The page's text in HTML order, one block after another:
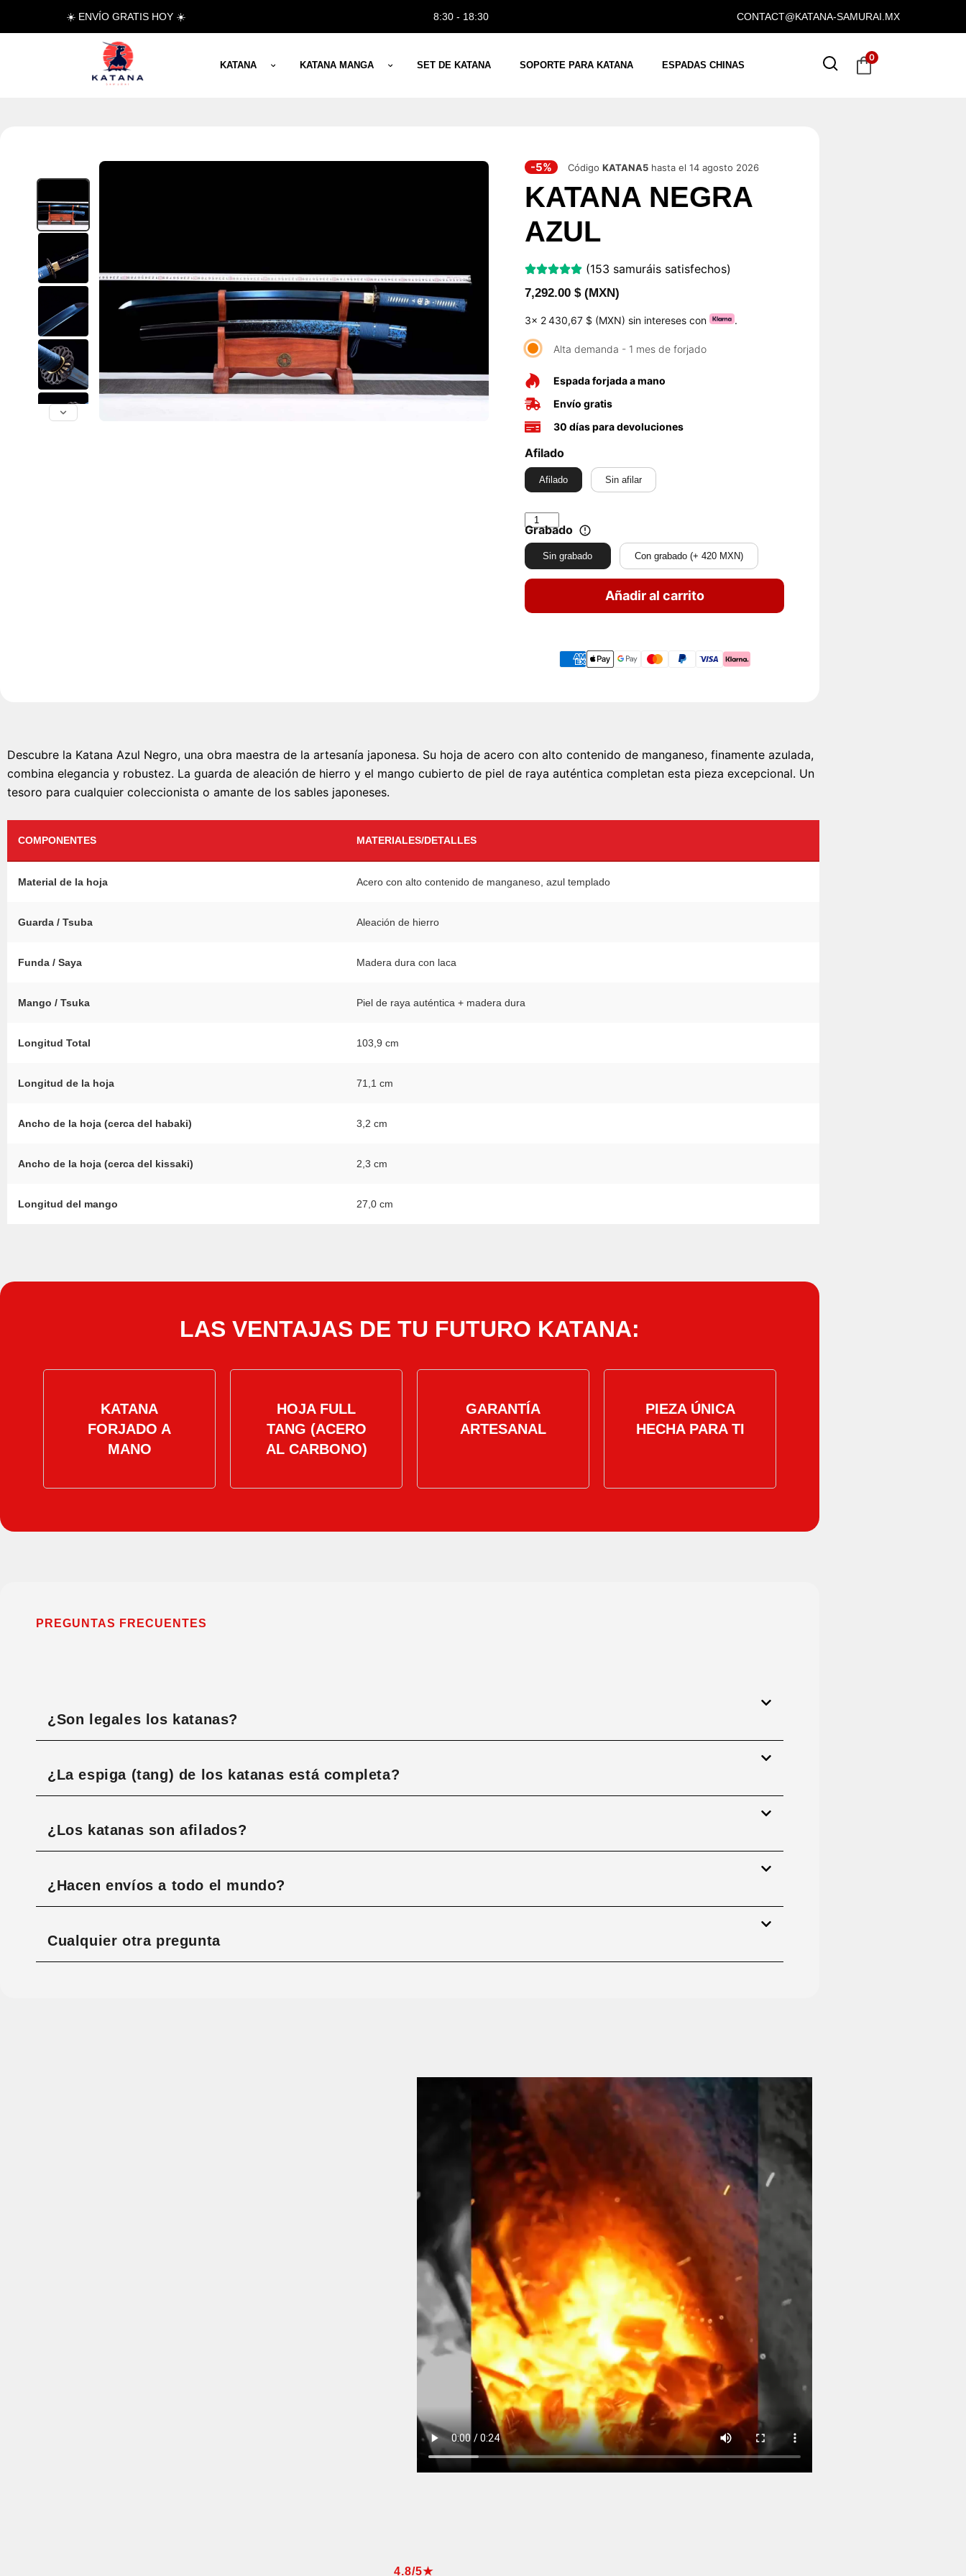
☀️ ENVÍO GRATIS HOY ☀️ 8:30 - 18:30 CONTACT@KATANA-SAMURAI.MX
KATANA KATANA MANGA SET DE KATANA SOPORTE PARA KATANA ESPADAS CHINAS
0
-5% Código KATANA5hasta el 14 agosto 2026
KATANA NEGRA
AZUL
(153 samuráis satisfechos)
7,292.00 $ (MXN)
3x 2 430,67 $ (MXN) sin intereses con .
Alta demanda - 1 mes de forjado
Espada forjada a mano
Envío gratis
30 días para devoluciones
Afilado
Afilado Sin afilar
Grabado
Sin grabado Con grabado (+ 420 MXN)
Añadir al carrito
Descubre la Katana Azul Negro, una obra maestra de la artesanía japonesa. Su hoja de acero con alto contenido de manganeso, finamente azulada,
combina elegancia y robustez. La guarda de aleación de hierro y el mango cubierto de piel de raya auténtica completan esta pieza excepcional. Un
tesoro para cualquier coleccionista o amante de los sables japoneses.
COMPONENTES MATERIALES/DETALLES
Material de la hoja Acero con alto contenido de manganeso, azul templado
Guarda / Tsuba Aleación de hierro
Funda / Saya Madera dura con laca
Mango / Tsuka Piel de raya auténtica + madera dura
Longitud Total 103,9 cm
Longitud de la hoja 71,1 cm
Ancho de la hoja (cerca del habaki) 3,2 cm
Ancho de la hoja (cerca del kissaki) 2,3 cm
Longitud del mango 27,0 cm
LAS VENTAJAS DE TU FUTURO KATANA:
KATANA
FORJADO A
MANO
HOJA FULL
TANG (ACERO
AL CARBONO)
GARANTÍA
ARTESANAL
PIEZA ÚNICA
HECHA PARA TI
PREGUNTAS FRECUENTES
¿Son legales los katanas?
¿La espiga (tang) de los katanas está completa?
¿Los katanas son afilados?
¿Hacen envíos a todo el mundo?
Cualquier otra pregunta
4.8/5★